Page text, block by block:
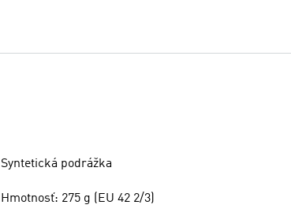
Syntetická podrážka
Hmotnosť: 275 g (EU 42 2/3)